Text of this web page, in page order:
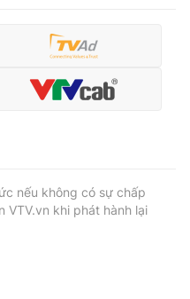
nếu không có sự chấp
VTV.vn khi phát hành lại